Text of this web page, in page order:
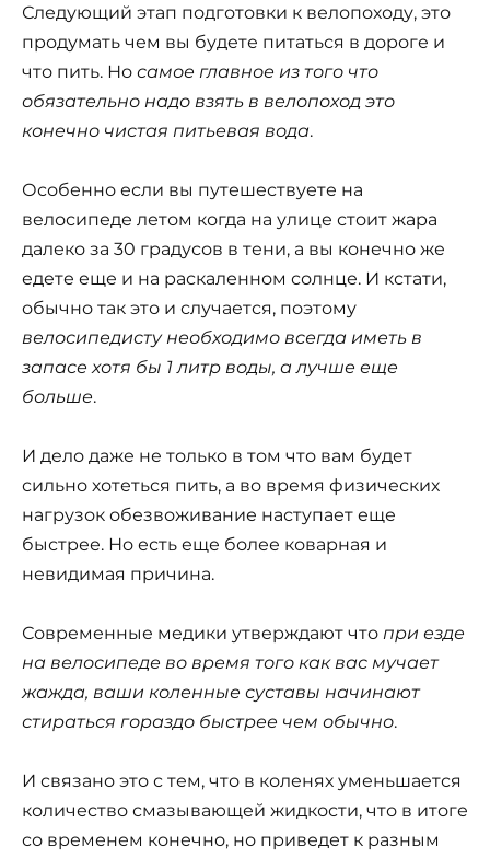
Следующий этап подготовки к велопоходу, это
продумать чем вы будете питаться в дороге и
что пить. Но самое главное из того что
обязательно надо взять в велопоход это
конечно чистая питьевая вода.
Особенно если вы путешествуете на
велосипеде летом когда на улице стоит жара
далеко за 30 градусов в тени, а вы конечно же
едете еще и на раскаленном солнце. И кстати,
обычно так это и случается, поэтому
велосипедисту необходимо всегда иметь в
запасе хотя бы 1 литр воды, а лучше еще
больше.
И дело даже не только в том что вам будет
сильно хотеться пить, а во время физических
нагрузок обезвоживание наступает еще
быстрее. Но есть еще более коварная и
невидимая причина.
Современные медики утверждают что при езде
на велосипеде во время того как вас мучает
жажда, ваши коленные суставы начинают
стираться гораздо быстрее чем обычно.
И связано это с тем, что в коленях уменьшается
количество смазывающей жидкости, что в итоге
со временем конечно, но приведет к разным